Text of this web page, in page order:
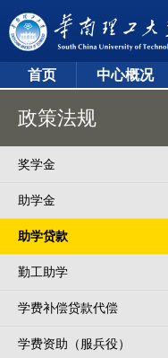
首页 中心概况
政策法规
奖学金
助学金
助学贷款
勤工助学
学费补偿贷款代偿
学费资助（服兵役）